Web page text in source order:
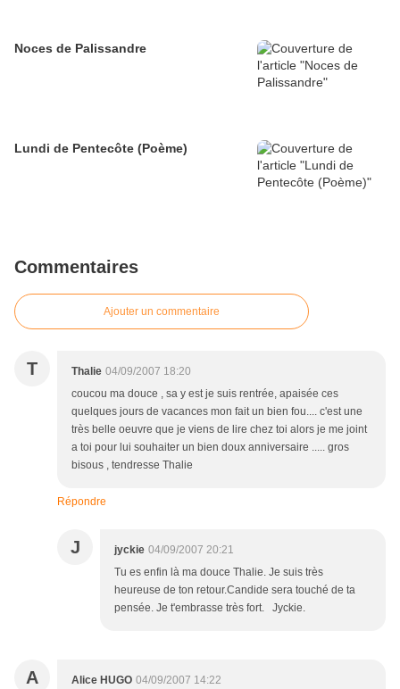
Noces de Palissandre
Lundi de Pentecôte (Poème)
Commentaires
Ajouter un commentaire
T Thalie 04/09/2007 18:20
coucou ma douce , sa y est je suis rentrée, apaisée ces
quelques jours de vacances mon fait un bien fou.... c'est une
très belle oeuvre que je viens de lire chez toi alors je me joint
a toi pour lui souhaiter un bien doux anniversaire ..... gros
bisous , tendresse Thalie
Répondre
J jyckie 04/09/2007 20:21
Tu es enfin là ma douce Thalie. Je suis très
heureuse de ton retour.Candide sera touché de ta
pensée. Je t'embrasse très fort. Jyckie.
A Alice HUGO 04/09/2007 14:22